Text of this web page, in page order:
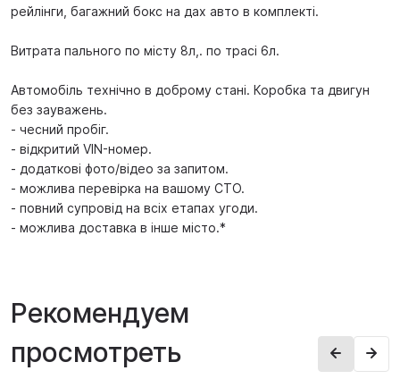
рейлінги, багажний бокс на дах авто в комплекті.
Витрата пального по місту 8л,. по трасі 6л.
Автомобіль технічно в доброму стані. Коробка та двигун
без зауважень.
- чесний пробіг.
- відкритий VIN-номер.
- додаткові фото/відео за запитом.
- можлива перевірка на вашому СТО.
- повний супровід на всіх етапах угоди.
- можлива доставка в інше місто.*
Рекомендуем
просмотреть